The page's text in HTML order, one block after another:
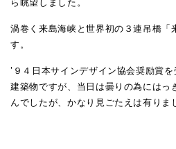
ら眺望しました。
渦巻く来島海峡と世界初の３連吊橋「
す。
’９４日本サインデザイン協会奨励賞を
建築物ですが、当日は曇りの為にはっ
んでしたが、かなり見ごたえは有りま